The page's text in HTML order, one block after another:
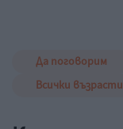
Да поговорим
Всички възрасти